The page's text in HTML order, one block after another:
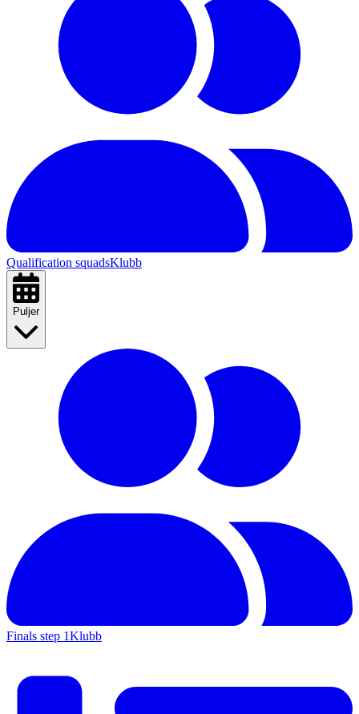
Qualification squadsKlubb
Puljer
Finals step 1Klubb